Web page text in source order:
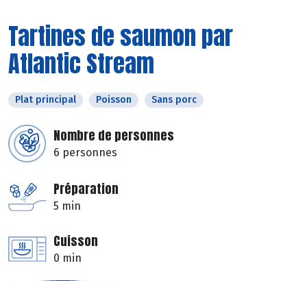
Tartines de saumon par
Atlantic Stream
Plat principal Poisson Sans porc
Nombre de personnes
6 personnes
Préparation
5 min
Cuisson
0 min